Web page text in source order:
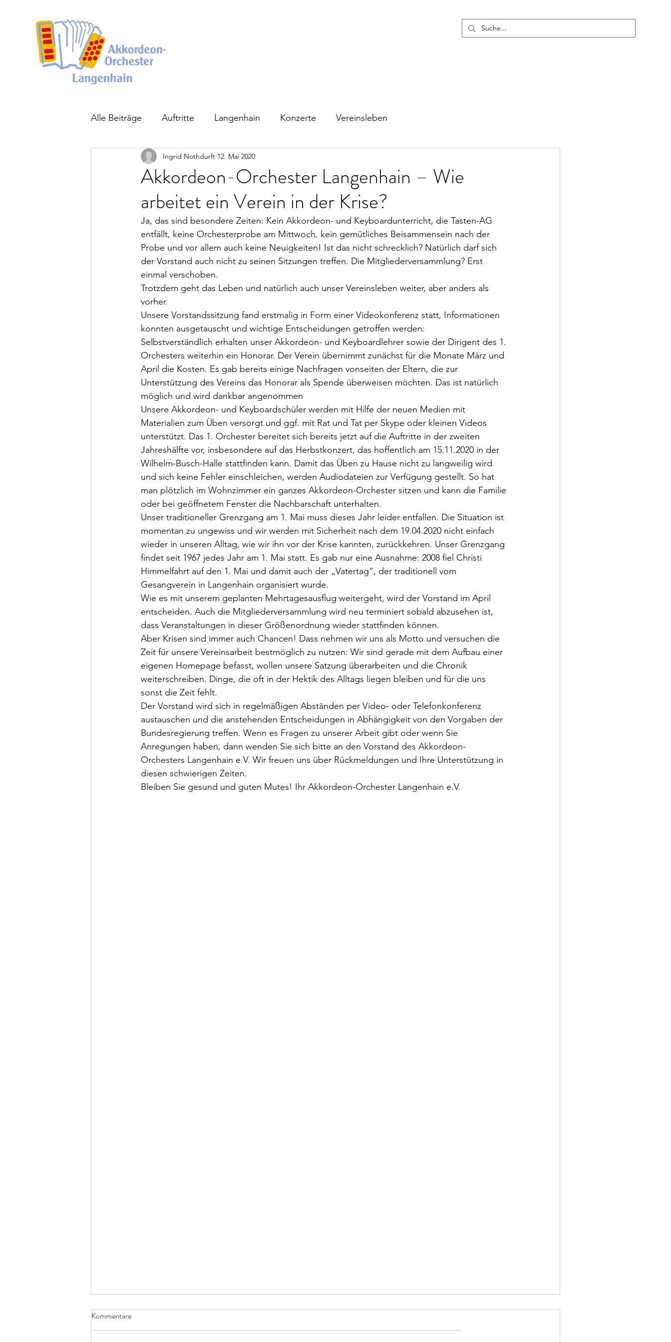
Alle Beiträge Auftritte Langenhain Konzerte Vereinsleben
Akkordeon-Orchester Langenhain – Wie
arbeitet ein Verein in der Krise?
Ingrid Nothdurft 12. Mai 2020
Ja, das sind besondere Zeiten: Kein Akkordeon- und Keyboardunterricht, die Tasten-AG
entfällt, keine Orchesterprobe am Mittwoch, kein gemütliches Beisammensein nach der
Probe und vor allem auch keine Neuigkeiten! Ist das nicht schrecklich? Natürlich darf sich
der Vorstand auch nicht zu seinen Sitzungen treffen. Die Mitgliederversammlung? Erst
einmal verschoben.
Trotzdem geht das Leben und natürlich auch unser Vereinsleben weiter, aber anders als
vorher.
Unsere Vorstandssitzung fand erstmalig in Form einer Videokonferenz statt, Informationen
konnten ausgetauscht und wichtige Entscheidungen getroffen werden:
Selbstverständlich erhalten unser Akkordeon- und Keyboardlehrer sowie der Dirigent des 1.
Orchesters weiterhin ein Honorar. Der Verein übernimmt zunächst für die Monate März und
April die Kosten. Es gab bereits einige Nachfragen vonseiten der Eltern, die zur
Unterstützung des Vereins das Honorar als Spende überweisen möchten. Das ist natürlich
möglich und wird dankbar angenommen
Unsere Akkordeon- und Keyboardschüler werden mit Hilfe der neuen Medien mit
Materialien zum Üben versorgt und ggf. mit Rat und Tat per Skype oder kleinen Videos
unterstützt. Das 1. Orchester bereitet sich bereits jetzt auf die Auftritte in der zweiten
Jahreshälfte vor, insbesondere auf das Herbstkonzert, das hoffentlich am 15.11.2020 in der
Wilhelm-Busch-Halle stattfinden kann. Damit das Üben zu Hause nicht zu langweilig wird
und sich keine Fehler einschleichen, werden Audiodateien zur Verfügung gestellt. So hat
man plötzlich im Wohnzimmer ein ganzes Akkordeon-Orchester sitzen und kann die Familie
oder bei geöffnetem Fenster die Nachbarschaft unterhalten.
Unser traditioneller Grenzgang am 1. Mai muss dieses Jahr leider entfallen. Die Situation ist
momentan zu ungewiss und wir werden mit Sicherheit nach dem 19.04.2020 nicht einfach
wieder in unseren Alltag, wie wir ihn vor der Krise kannten, zurückkehren. Unser Grenzgang
findet seit 1967 jedes Jahr am 1. Mai statt. Es gab nur eine Ausnahme: 2008 fiel Christi
Himmelfahrt auf den 1. Mai und damit auch der „Vatertag“, der traditionell vom
Gesangverein in Langenhain organisiert wurde.
Wie es mit unserem geplanten Mehrtagesausflug weitergeht, wird der Vorstand im April
entscheiden. Auch die Mitgliederversammlung wird neu terminiert sobald abzusehen ist,
dass Veranstaltungen in dieser Größenordnung wieder stattfinden können.
Aber Krisen sind immer auch Chancen! Dass nehmen wir uns als Motto und versuchen die
Zeit für unsere Vereinsarbeit bestmöglich zu nutzen: Wir sind gerade mit dem Aufbau einer
eigenen Homepage befasst, wollen unsere Satzung überarbeiten und die Chronik
weiterschreiben. Dinge, die oft in der Hektik des Alltags liegen bleiben und für die uns
sonst die Zeit fehlt.
Der Vorstand wird sich in regelmäßigen Abständen per Video- oder Telefonkonferenz
austauschen und die anstehenden Entscheidungen in Abhängigkeit von den Vorgaben der
Bundesregierung treffen. Wenn es Fragen zu unserer Arbeit gibt oder wenn Sie
Anregungen haben, dann wenden Sie sich bitte an den Vorstand des Akkordeon-
Orchesters Langenhain e.V. Wir freuen uns über Rückmeldungen und Ihre Unterstützung in
diesen schwierigen Zeiten.
Bleiben Sie gesund und guten Mutes! Ihr Akkordeon-Orchester Langenhain e.V.
Kommentare